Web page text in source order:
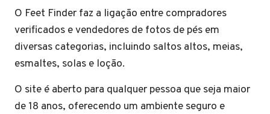
O Feet Finder faz a ligação entre compradores
verificados e vendedores de fotos de pés em
diversas categorias, incluindo saltos altos, meias,
esmaltes, solas e loção.
O site é aberto para qualquer pessoa que seja maior
de 18 anos, oferecendo um ambiente seguro e